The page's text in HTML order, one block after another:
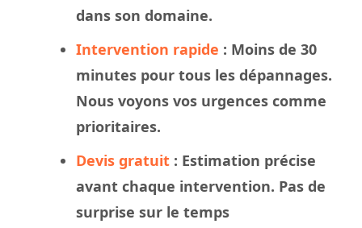
dans son domaine.
Intervention rapide : Moins de 30
minutes pour tous les dépannages.
Nous voyons vos urgences comme
prioritaires.
Devis gratuit : Estimation précise
avant chaque intervention. Pas de
surprise sur le temps